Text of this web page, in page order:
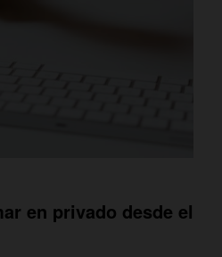
en privado desde el